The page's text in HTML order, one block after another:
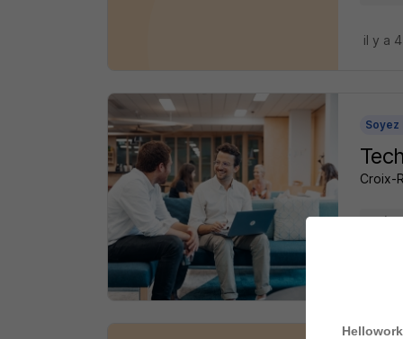
il y a
Soyez
Croix-